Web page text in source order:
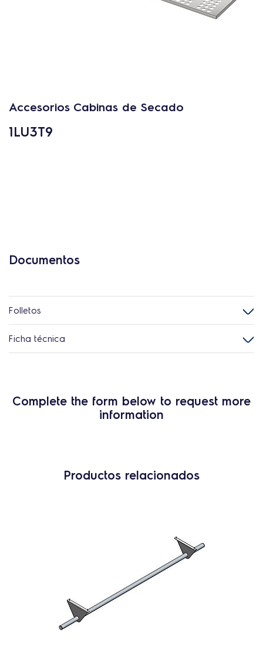
Accesorios Cabinas de Secado
1LU3T9
Documentos
Folletos
Ficha técnica
Complete the form below to request more
information
Productos relacionados